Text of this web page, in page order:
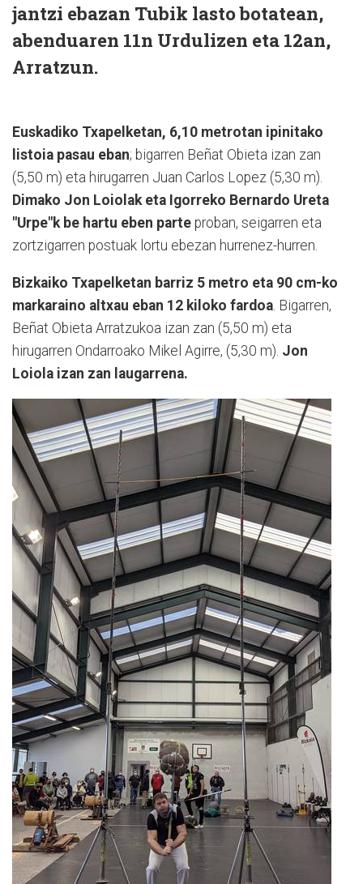
jantzi ebazan Tubik lasto botatean,
abenduaren 11n Urdulizen eta 12an,
Arratzun.
Euskadiko Txapelketan, 6,10 metrotan ipinitako
listoia pasau eban; bigarren Beñat Obieta izan zan
(5,50 m) eta hirugarren Juan Carlos Lopez (5,30 m).
Dimako Jon Loiolak eta Igorreko Bernardo Ureta
"Urpe"k be hartu eben parte proban, seigarren eta
zortzigarren postuak lortu ebezan hurrenez-hurren.
Bizkaiko Txapelketan barriz 5 metro eta 90 cm-ko
markaraino altxau eban 12 kiloko fardoa . Bigarren,
Beñat Obieta Arratzukoa izan zan (5,50 m) eta
hirugarren Ondarroako Mikel Agirre, (5,30 m). Jon
Loiola izan zan laugarrena.